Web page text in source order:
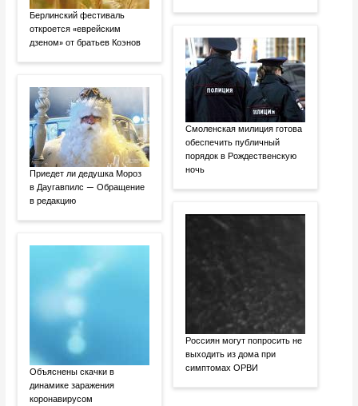
Берлинский фестиваль
откроется «еврейским
дзеном» от братьев Коэнов
Приедет ли дедушка Мороз
в Даугавпилс — Обращение
в редакцию
Объяснены скачки в
динамике заражения
коронавирусом
Смоленская милиция готова
обеспечить публичный
порядок в Рождественскую
ночь
Россиян могут попросить не
выходить из дома при
симптомах ОРВИ